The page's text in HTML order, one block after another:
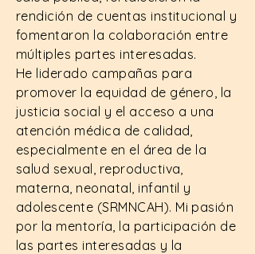
rendición de cuentas institucional y
fomentaron la colaboración entre
múltiples partes interesadas.
He liderado campañas para
promover la equidad de género, la
justicia social y el acceso a una
atención médica de calidad,
especialmente en el área de la
salud sexual, reproductiva,
materna, neonatal, infantil y
adolescente (SRMNCAH). Mi pasión
por la mentoría, la participación de
las partes interesadas y la